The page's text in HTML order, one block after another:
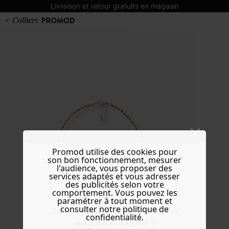
Livraison et retour gratuits en magasin
Do you want to be redirected to
www.promod.com ?
Colliers
Promod utilise des cookies pour
son bon fonctionnement, mesurer
l'audience, vous proposer des
services adaptés et vous adresser
des publicités selon votre
comportement. Vous pouvez les
paramétrer à tout moment et
consulter notre politique de
confidentialité.